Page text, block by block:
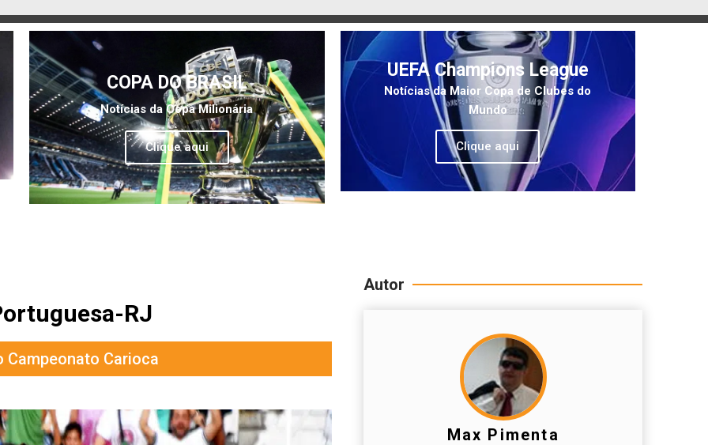
COPA DO BRASIL
Notícias da Copa Milionária
Clique aqui
UEFA Champions League
Notícias da Maior Copa de Clubes do
Mundo
Clique aqui
RJ
Carioca
Autor
Max Pimenta